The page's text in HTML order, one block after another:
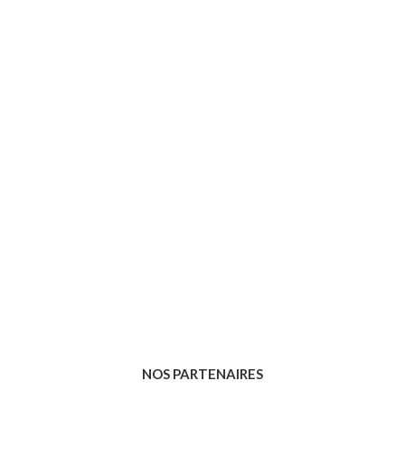
NOS PARTENAIRES